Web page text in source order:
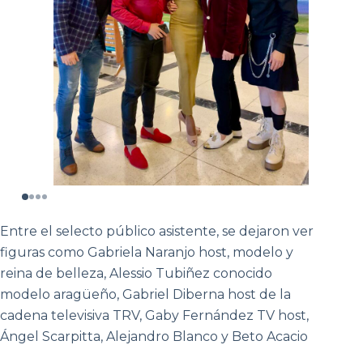
Entre el selecto público asistente, se dejaron ver
figuras como Gabriela Naranjo host, modelo y
reina de belleza, Alessio Tubiñez conocido
modelo aragüeño, Gabriel Diberna host de la
cadena televisiva TRV, Gaby Fernández TV host,
Ángel Scarpitta, Alejandro Blanco y Beto Acacio